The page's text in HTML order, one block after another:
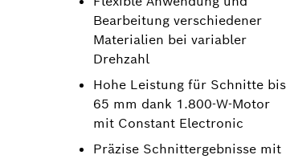
Bearbeitung verschiedener
Materialien bei variabler
Drehzahl
Hohe Leistung für Schnitte bis
65 mm dank 1.800-W-Motor
mit Constant Electronic
Präzise Schnittergebnisse mit